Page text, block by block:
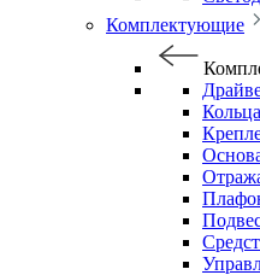
Комплектующие